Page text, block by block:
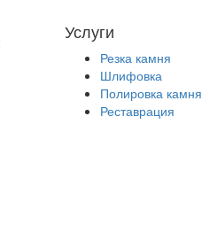
Услуги
Резка камня
Шлифовка
Полировка камня
Реставрация